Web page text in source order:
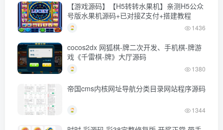
【游戏源码】【H5转转水果机】亲测H5公众
号版水果机源码+已对接Z支付+搭建教程
1436
cocos2dx 网狐棋-牌二次开发、手机棋-牌游
戏《千雷棋-牌》大厅源码
1380
帝国cms内核网址导航分类目录网站程序源码
1344